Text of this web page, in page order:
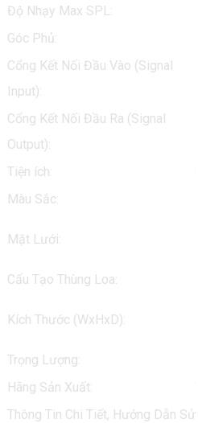
Độ Nhạy Max SPL:
Góc Phủ:
Cổng Kết Nối Đầu Vào (Signal
Input):
Cổng Kết Nối Đầu Ra (Signal
Output):
Tiện ích:
Màu Sắc:
Mặt Lưới:
Cấu Tạo Thùng Loa:
Kích Thước (WxHxD):
Trọng Lượng:
Hãng Sản Xuất:
Thông Tin Chi Tiết, Hướng Dẫn Sử